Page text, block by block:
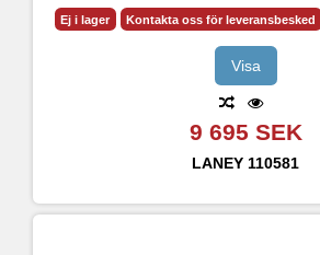
Ej i lager Kontakta oss för leveransbesked
Visa
9 695 SEK
LANEY 110581